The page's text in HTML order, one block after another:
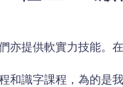
亦提供軟實力技能。
和識字課程，為的是